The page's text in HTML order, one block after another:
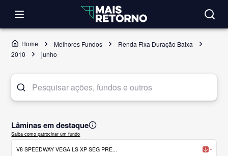
Home Melhores Fundos
Renda Fixa Duração Baixa
2010
junho
Lâminas em destaque
Saiba como patrocinar um fundo
V8 SPEEDWAY VEGA LS XP SEG PRE... -